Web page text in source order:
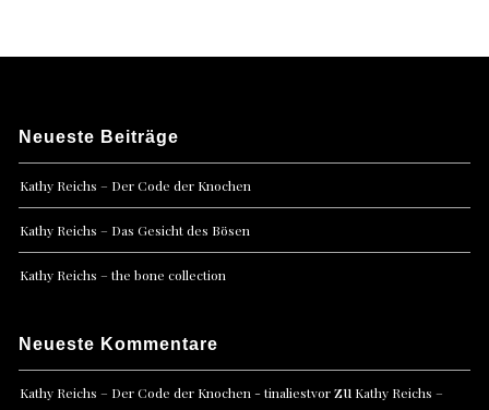
Neueste Beiträge
Kathy Reichs – Der Code der Knochen
Kathy Reichs – Das Gesicht des Bösen
Kathy Reichs – the bone collection
Neueste Kommentare
Kathy Reichs – Der Code der Knochen - tinaliestvorzu Kathy Reichs –